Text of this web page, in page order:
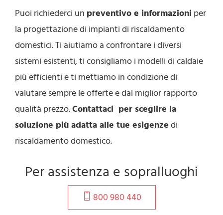
Puoi richiederci un preventivo e informazioni per
la progettazione di impianti di riscaldamento
domestici. Ti aiutiamo a confrontare i diversi
sistemi esistenti, ti consigliamo i modelli di caldaie
più efficienti e ti mettiamo in condizione di
valutare sempre le offerte e dal miglior rapporto
qualità prezzo.Contattaci per sceglire la
soluzione più adatta alle tue esigenze di
riscaldamento domestico.
Per assistenza e sopralluoghi
800 980 440